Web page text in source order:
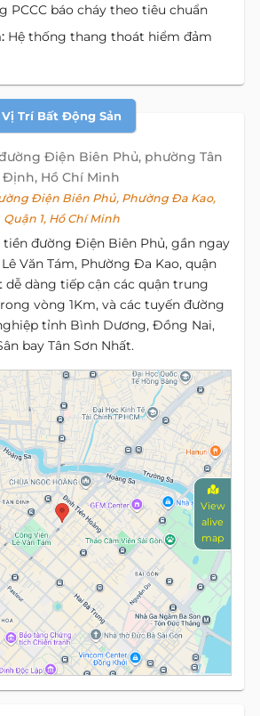
PCCC báo cháy theo tiêu chuẩn
Hệ thống thang thoát hiểm đảm
Vị Trí Bất Động Sản
đường Điện Biên Phủ, phường Tân
Định, Hồ Chí Minh
Điện Biên Phủ, Phường Đa Kao,
Quận 1, Hồ Chí Minh
tiền đường Điện Biên Phủ, gần ngay
Văn Tám, Phường Đa Kao, quận
dễ dàng tiếp cận các quận trung
vòng 1Km, và các tuyến đường
tỉnh Bình Dương, Đồng Nai,
bay Tân Sơn Nhất.
View
alive
map